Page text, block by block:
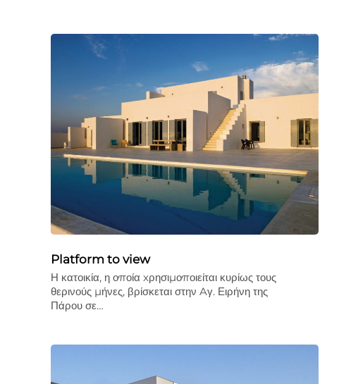
Platform to view
Η κατοικία, η οποία xρησιµοποιείται κυρίως τους
θερινούς µήνες, βρίσκεται στην Aγ. Ειρήνη της
Πάρου σε…